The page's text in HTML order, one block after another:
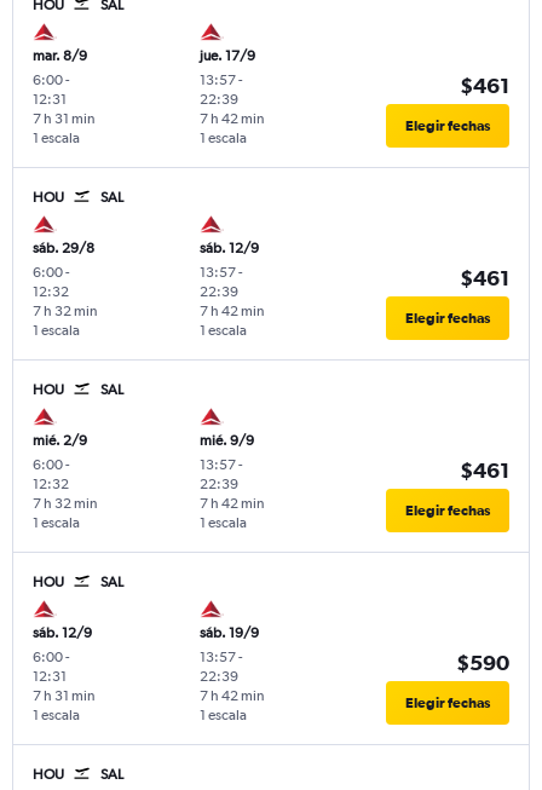
HOU SAL
mar. 8/9
6:00-
12:31
1 escala
7 h 31 min
jue. 17/9
13:57-
22:39
1 escala
7 h 42 min
$461
Elegir fechas
HOU SAL
sáb. 29/8
6:00-
12:32
1 escala
7 h 32 min
sáb. 12/9
13:57-
22:39
1 escala
7 h 42 min
$461
Elegir fechas
HOU SAL
mié. 2/9
6:00-
12:32
1 escala
7 h 32 min
mié. 9/9
13:57-
22:39
1 escala
7 h 42 min
$461
Elegir fechas
HOU SAL
sáb. 12/9
6:00-
12:31
1 escala
7 h 31 min
sáb. 19/9
13:57-
22:39
1 escala
7 h 42 min
$590
Elegir fechas
HOU SAL